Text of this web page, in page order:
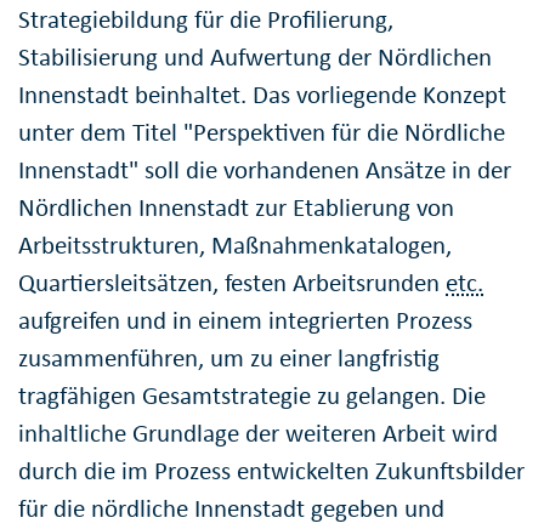
Strategiebildung für die Profilierung,
Stabilisierung und Aufwertung der Nördlichen
Innenstadt beinhaltet. Das vorliegende Konzept
unter dem Titel "Perspektiven für die Nördliche
Innenstadt" soll die vorhandenen Ansätze in der
Nördlichen Innenstadt zur Etablierung von
Arbeitsstrukturen, Maßnahmenkatalogen,
Quartiersleitsätzen, festen Arbeitsrunden etc.
aufgreifen und in einem integrierten Prozess
zusammenführen, um zu einer langfristig
tragfähigen Gesamtstrategie zu gelangen. Die
inhaltliche Grundlage der weiteren Arbeit wird
durch die im Prozess entwickelten Zukunftsbilder
für die nördliche Innenstadt gegeben und